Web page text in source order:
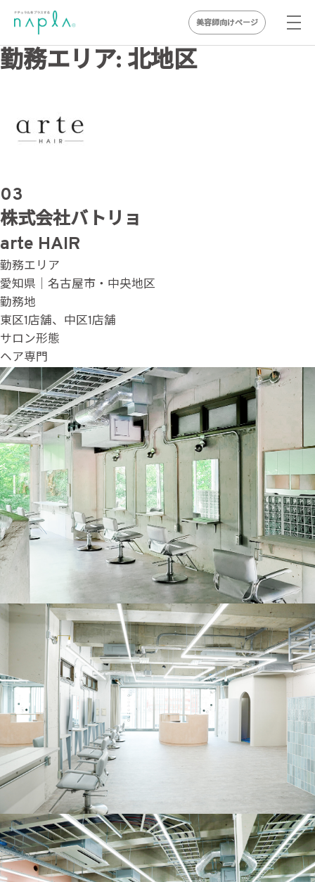
Skip
to
美容師向けページ
勤務エリア: 北地区
03
株式会社バトリョ
arte HAIR
勤務エリア
愛知県｜名古屋市・中央地区
勤務地
東区1店舗、中区1店舗
サロン形態
ヘア専門